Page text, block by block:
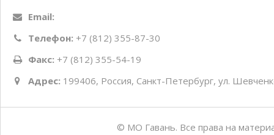
Email:
Телефон: +7 (812) 355-87-30
Факс: +7 (812) 355-54-19
Адрес: 199406, Россия, Санкт-Петербург, ул.
© МО Гавань. Все права на